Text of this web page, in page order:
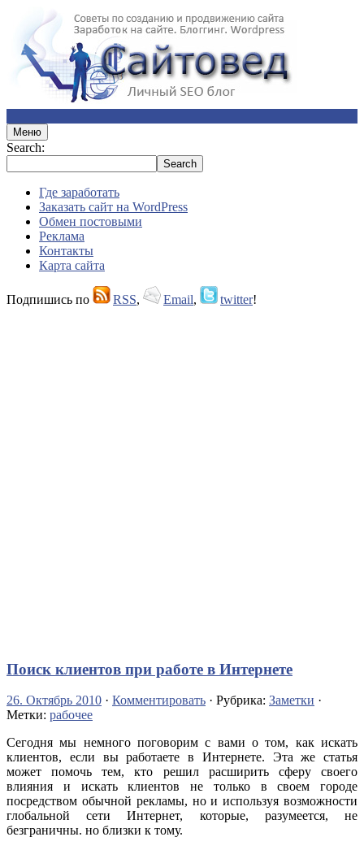
Меню
Search:
Где заработать
Заказать сайт на WordPress
Обмен постовыми
Реклама
Контакты
Карта сайта
Подпишись по RSS, Email, twitter!
Поиск клиентов при работе в Интернете
26. Октябрь 2010 · Комментировать · Рубрика: Заметки ·
Метки: рабочее
Сегодня мы немного поговорим с вами о том, как искать
клиентов, если вы работаете в Интернете. Эта же статья
может помочь тем, кто решил расширить сферу своего
влияния и искать клиентов не только в своем городе
посредством обычной рекламы, но и используя возможности
глобальной сети Интернет, которые, разумеется, не
безграничны. но близки к тому.